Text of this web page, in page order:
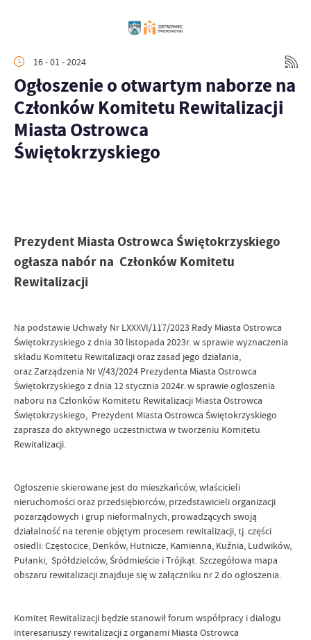
16 - 01 - 2024
Ogłoszenie o otwartym naborze na
Członków Komitetu Rewitalizacji
Miasta Ostrowca
Świętokrzyskiego
Prezydent Miasta Ostrowca Świętokrzyskiego
ogłasza nabór na Członków Komitetu
Rewitalizacji
Na podstawie Uchwały Nr LXXXVI/117/2023 Rady Miasta Ostrowca
Świętokrzyskiego z dnia 30 listopada 2023r. w sprawie wyznaczenia
składu Komitetu Rewitalizacji oraz zasad jego działania,
oraz Zarządzenia Nr V/43/2024 Prezydenta Miasta Ostrowca
Świętokrzyskiego z dnia 12 stycznia 2024r. w sprawie ogłoszenia
naboru na Członków Komitetu Rewitalizacji Miasta Ostrowca
Świętokrzyskiego, Prezydent Miasta Ostrowca Świętokrzyskiego
zaprasza do aktywnego uczestnictwa w tworzeniu Komitetu
Rewitalizacji.
Ogłoszenie skierowane jest do mieszkańców, właścicieli
nieruchomości oraz przedsiębiorców, przedstawicieli organizacji
pozarządowych i grup nieformalnych, prowadzących swoją
działalność na terenie objętym procesem rewitalizacji, tj. części
osiedli: Częstocice, Denków, Hutnicze, Kamienna, Kuźnia, Ludwików,
Pułanki, Spółdzielców, Śródmieście i Trójkąt. Szczegółowa mapa
obszaru rewitalizacji znajduje się w załączniku nr 2 do ogłoszenia.
Komitet Rewitalizacji będzie stanowił forum współpracy i dialogu
interesariuszy rewitalizacji z organami Miasta Ostrowca